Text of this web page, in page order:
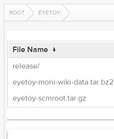
ROOT EYETOY
File Name ↓
release/
eyetoy-moni-wiki-data.tar.bz2
eyetoy-scmroot.tar.gz